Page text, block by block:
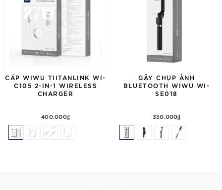
CÁP WIWU TIITANLINK WI-
C105 2-IN-1 WIRELESS
CHARGER
400.000₫
GẬY CHỤP ẢNH
BLUETOOTH WIWU WI-
SE018
350.000₫